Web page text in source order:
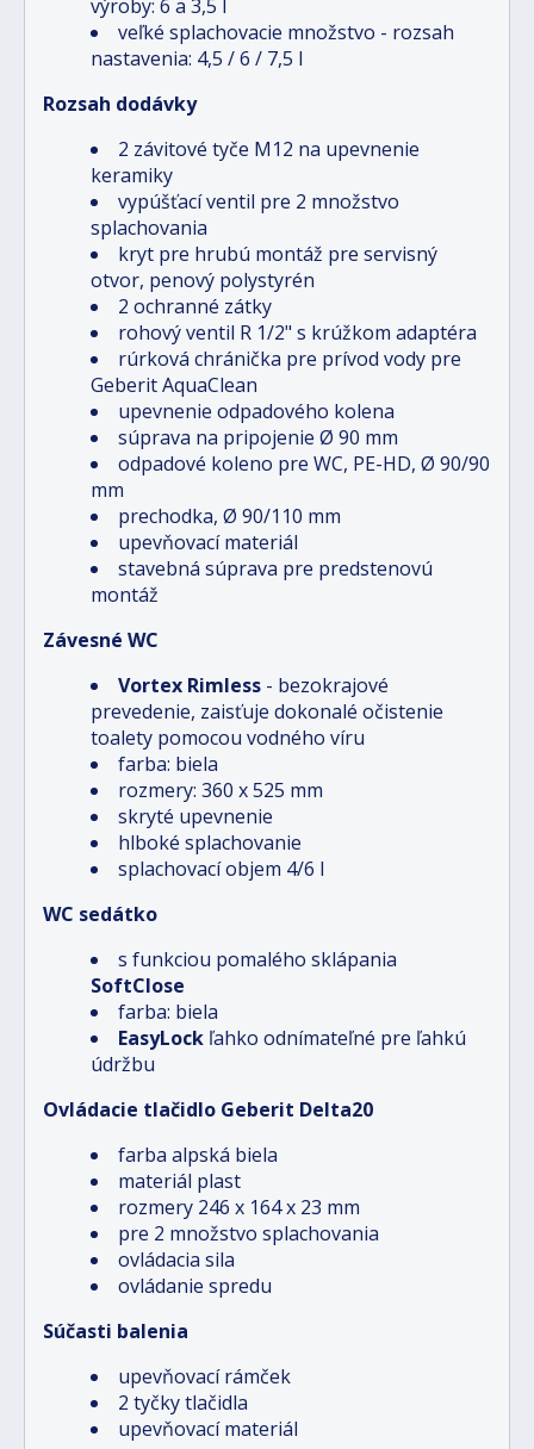
výroby: 6 a 3,5 l
veľké splachovacie množstvo - rozsah
nastavenia: 4,5 / 6 / 7,5 l
Rozsah dodávky
2 závitové tyče M12 na upevnenie
keramiky
vypúšťací ventil pre 2 množstvo
splachovania
kryt pre hrubú montáž pre servisný
otvor, penový polystyrén
2 ochranné zátky
rohový ventil R 1/2" s krúžkom adaptéra
rúrková chránička pre prívod vody pre
Geberit AquaClean
upevnenie odpadového kolena
súprava na pripojenie Ø 90 mm
odpadové koleno pre WC, PE-HD, Ø 90/90
mm
prechodka, Ø 90/110 mm
upevňovací materiál
stavebná súprava pre predstenovú
montáž
Závesné WC
Vortex Rimless - bezokrajové
prevedenie, zaisťuje dokonalé očistenie
toalety pomocou vodného víru
farba: biela
rozmery: 360 x 525 mm
skryté upevnenie
hlboké splachovanie
splachovací objem 4/6 l
WC sedátko
s funkciou pomalého sklápania
SoftClose
farba: biela
EasyLock ľahko odnímateľné pre ľahkú
údržbu
Ovládacie tlačidlo Geberit Delta20
farba alpská biela
materiál plast
rozmery 246 x 164 x 23 mm
pre 2 množstvo splachovania
ovládacia sila
ovládanie spredu
Súčasti balenia
upevňovací rámček
2 tyčky tlačidla
upevňovací materiál